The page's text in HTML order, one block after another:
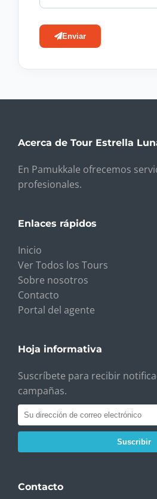
Enviar
Acerca de Tour Estrella
En Pamukkale ofrecemos
profesionales.
Enlaces rápidos
Inicio
Ver Todos los Tours
Sobre nosotros
Contacto
Portal del agente
Hoja informativa
Suscríbete para recibir
campañas.
Suscribir
Contacto